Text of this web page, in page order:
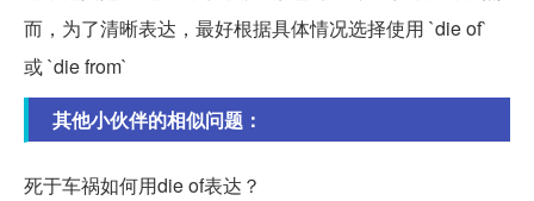
而，为了清晰表达，最好根据具体情况选择使用 `die of`
或 `die from`
其他小伙伴的相似问题：
死于车祸如何用die of表达？